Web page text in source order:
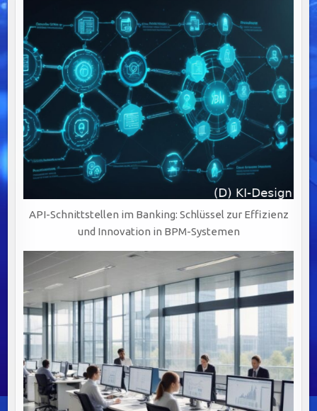
API-Schnittstellen im Banking: Schlüssel zur Effizienz
und Innovation in BPM-Systemen